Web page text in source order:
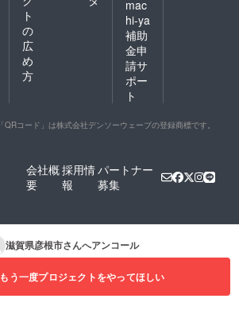
ト
の
広
め
方
mac
hi-ya
補助
金申
請サ
ポー
ト
「QRコード」は株式会社デンソーウェーブの登録商標です。
会社概
要
採用情
報
パートナー
募集
滋賀県彦根市さんへアンコール
もう一度プロジェクトをやってほしい